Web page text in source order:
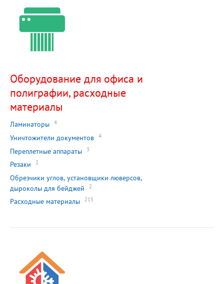
Оборудование для офиса и
полиграфии, расходные
материалы
Ламинаторы 4
Уничтожители документов 4
Переплетные аппараты 3
Резаки 2
Обрезчики углов, установщики люверсов,
дыроколы для бейджей
2
Расходные материалы 215